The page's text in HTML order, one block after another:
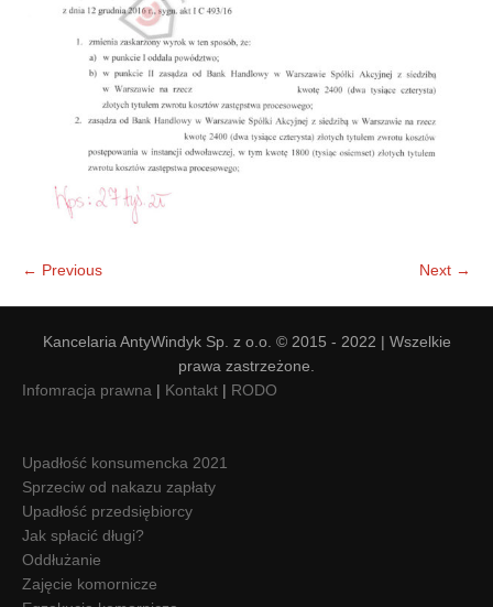
← Previous Next →
Kancelaria AntyWindyk Sp. z o.o. © 2015 - 2022 | Wszelkie
prawa zastrzeżone.
Infomracja prawna | Kontakt | RODO
Upadłość konsumencka 2021
Sprzeciw od nakazu zapłaty
Upadłość przedsiębiorcy
Jak spłacić długi?
Oddłużanie
Zajęcie komornicze